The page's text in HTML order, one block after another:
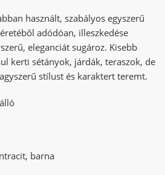
használt, szabályos egyszerű
adódóan, illeszkedése
eleganciát sugároz. Kisebb
kerti sétányok, járdák, teraszok, de
stílust és karaktert teremt.
barna